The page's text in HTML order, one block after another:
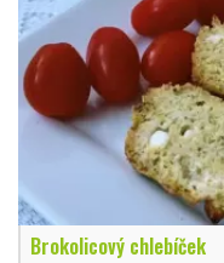
Brokolicový chlebíček